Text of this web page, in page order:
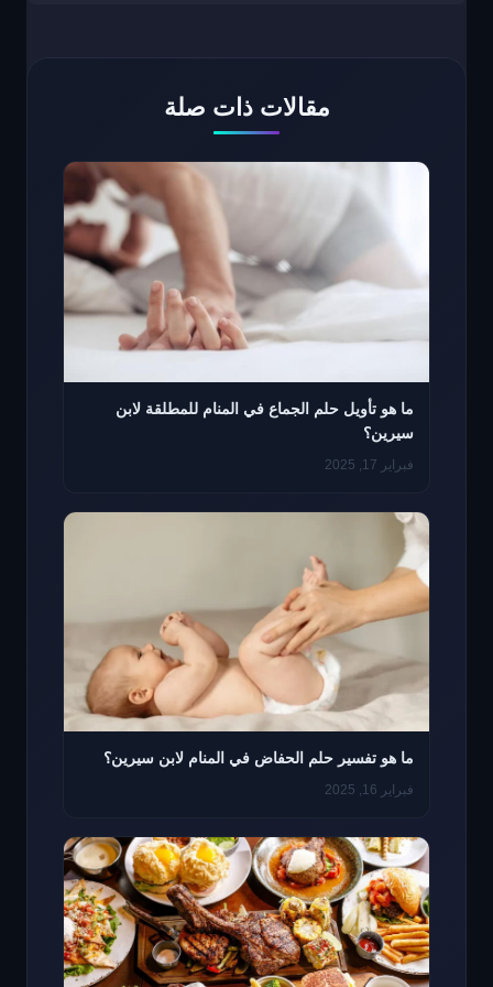
مقالات ذات صلة
ما هو تأويل حلم الجماع في المنام للمطلقة لابن
سيرين؟
فبراير 17, 2025
ما هو تفسير حلم الحفاض في المنام لابن سيرين؟
فبراير 16, 2025